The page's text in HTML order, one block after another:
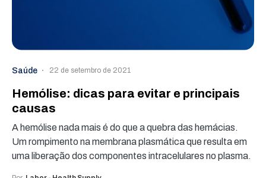
Saúde 22 de setembro de 2021
Hemólise: dicas para evitar e principais
causas
A hemólise nada mais é do que a quebra das hemácias.
Um rompimento na membrana plasmática que resulta em
uma liberação dos componentes intracelulares no plasma.